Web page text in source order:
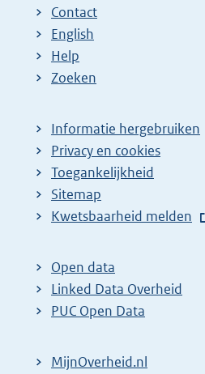
Contact
English
Help
Zoeken
Informatie hergebruiken
Privacy en cookies
Toegankelijkheid
Sitemap
E
t
e
r
l
Kwetsbaarheid melden
Open data
Linked Data Overheid
PUC Open Data
MijnOverheid.nl